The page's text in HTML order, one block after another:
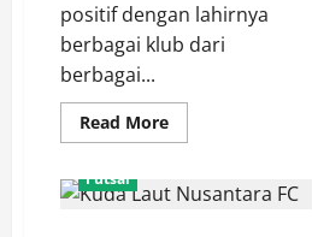
positif dengan lahirnya
berbagai klub dari
berbagai...
Read MoreRead
more
FC,
Kekuatan
Futsal